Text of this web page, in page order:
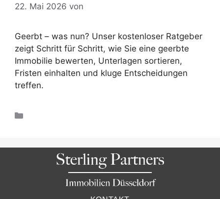
22. Mai 2026 von
Geerbt – was nun? Unser kostenloser Ratgeber
zeigt Schritt für Schritt, wie Sie eine geerbte
Immobilie bewerten, Unterlagen sortieren,
Fristen einhalten und kluge Entscheidungen
treffen.